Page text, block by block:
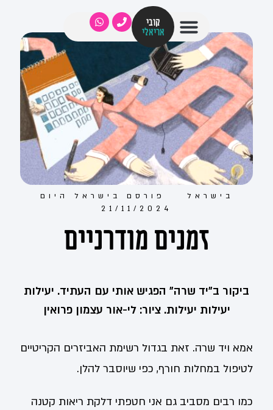
קובי
אריאלי
בישראל פורסם ב ישראל היום
21/11/2024
זמנים מודרניים
ביקור ב"יד שרה" הפגיש אותי עם העתיד. יעילות
יעילות יעילות. ציור: לי-אור עצמון פרואין
אמא ויד שרה. זאת בגדול רשימת האביזרים הקריטיים
לטיפול במחלות חורף, כפי שיוסבר להלן.
כמו רבים מסביב גם אני חטפתי דלקת ריאות קטנה